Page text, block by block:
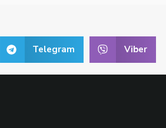
Telegram Viber